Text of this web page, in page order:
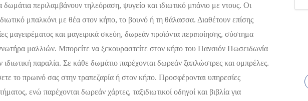
περιλαμβάνουν τηλεόραση, ψυγείο και ιδιωτικό μπάνιο με ντους. Οι
μπαλκόνι με θέα στον κήπο, το βουνό ή τη θάλασσα. Διαθέτουν επίσης
μαγειρέματος και μαγειρικά σκεύη, δωρεάν προϊόντα περιποίησης, σύστημα
μαλλιών. Μπορείτε να ξεκουραστείτε στον κήπο του Πανσιόν Πωσειδωνία
παραλία. Σε κάθε δωμάτιο παρέχονται δωρεάν ξαπλώστρες και ομπρέλες.
το πρωινό σας στην τραπεζαρία ή στον κήπο. Προσφέρονται υπηρεσίες
ενώ παρέχονται δωρεάν χάρτες, ταξιδιωτικοί οδηγοί και βιβλία για